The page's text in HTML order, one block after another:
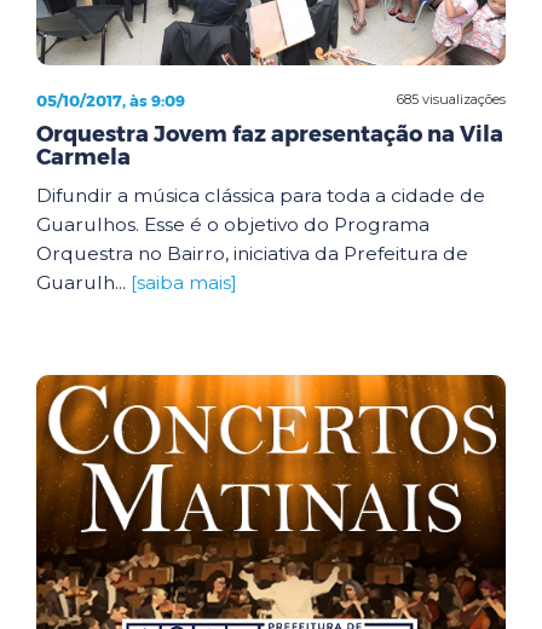
685 visualizações
05/10/2017, às 9:09
Orquestra Jovem faz apresentação na Vila
Carmela
Difundir a música clássica para toda a cidade de
Guarulhos. Esse é o objetivo do Programa
Orquestra no Bairro, iniciativa da Prefeitura de
Guarulh... [saiba mais]